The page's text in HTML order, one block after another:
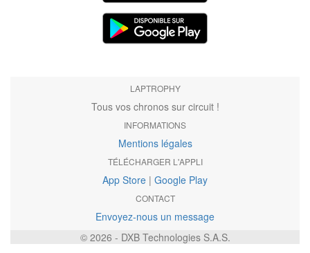
LAPTROPHY
Tous vos chronos sur circuit !
INFORMATIONS
Mentions légales
TÉLÉCHARGER L'APPLI
App Store | Google Play
CONTACT
Envoyez-nous un message
© 2026 - DXB Technologies S.A.S.